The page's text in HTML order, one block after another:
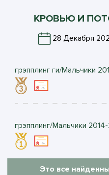
КРОВЬЮ И
28 Декабря
грэпплинг ги/Мальчики
грэпплинг/Мальчики
Это все